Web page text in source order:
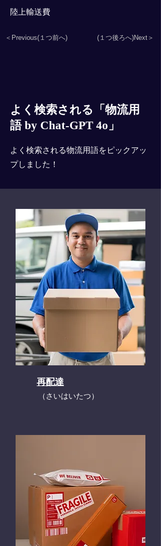
陸上輸送費
＜Previous(１つ前へ) (１つ後ろへ)Next＞
よく検索される「物流用
語 by Chat-GPT 4o」
よく検索される物流用語をピックアッ
プしました！
再配達
​（さいはいたつ）